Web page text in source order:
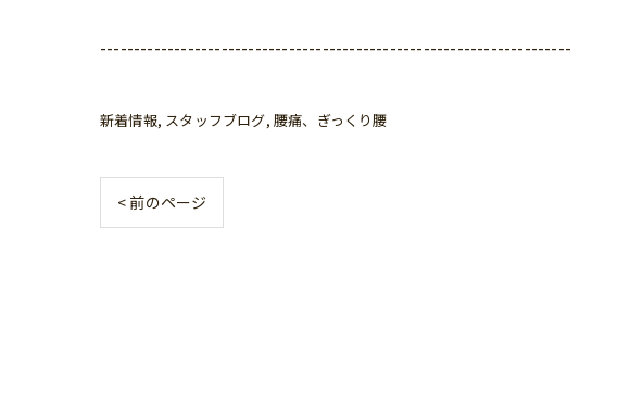
----------------------------------------------------------------------
新着情報 スタッフブログ 腰痛、ぎっくり腰
< 前のページ